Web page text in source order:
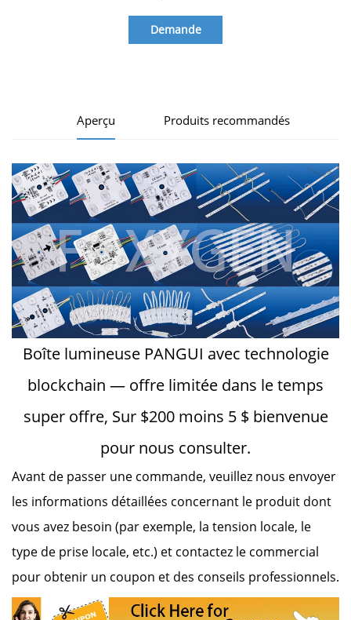
Demande
Aperçu Produits recommandés
Boîte lumineuse PANGUI avec technologie
blockchain — offre limitée dans le temps
super offre, Sur $200 moins 5 $ bienvenue
pour nous consulter.
Avant de passer une commande, veuillez nous envoyer
les informations détaillées concernant le produit dont
vous avez besoin (par exemple, la tension locale, le
type de prise locale, etc.) et contactez le commercial
pour obtenir un coupon et des conseils professionnels.